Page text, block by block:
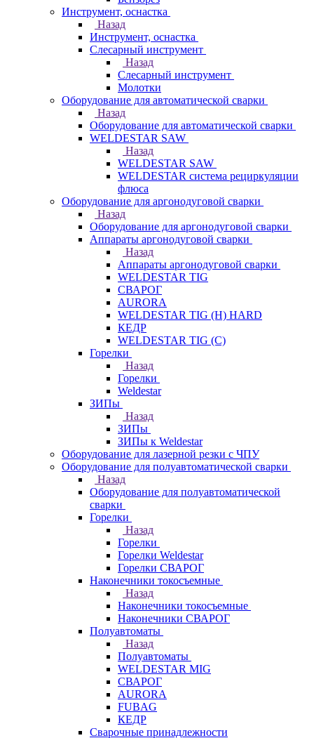
Инструмент, оснастка
Назад
Инструмент, оснастка
Слесарный инструмент
Назад
Слесарный инструмент
Молотки
Оборудование для автоматической сварки
Назад
Оборудование для автоматической сварки
WELDESTAR SAW
Назад
WELDESTAR SAW
WELDESTAR система рециркуляции
флюса
Оборудование для аргонодуговой сварки
Назад
Оборудование для аргонодуговой сварки
Аппараты аргонодуговой сварки
Назад
Аппараты аргонодуговой сварки
WELDESTAR TIG
СВАРОГ
AURORA
WELDESTAR TIG (H) HARD
КЕДР
WELDESTAR TIG (С)
Горелки
Назад
Горелки
Weldestar
ЗИПы
Назад
ЗИПы
ЗИПы к Weldestar
Оборудование для лазерной резки с ЧПУ
Оборудование для полуавтоматической сварки
Назад
Оборудование для полуавтоматической
сварки
Горелки
Назад
Горелки
Горелки Weldestar
Горелки СВАРОГ
Наконечники токосъемные
Назад
Наконечники токосъемные
Наконечники СВАРОГ
Полуавтоматы
Назад
Полуавтоматы
WELDESTAR MIG
СВАРОГ
AURORA
FUBAG
КЕДР
Сварочные принадлежности